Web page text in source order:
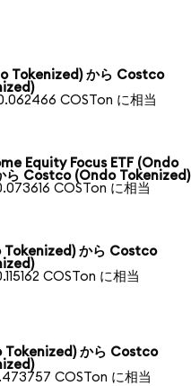
Tokenized) から Costco
COSTon に相当
Equity Focus ETF (Ondo
ら Costco (Ondo Tokenized)
COSTon に相当
Tokenized) から Costco
COSTon に相当
Tokenized) から Costco
COSTon に相当